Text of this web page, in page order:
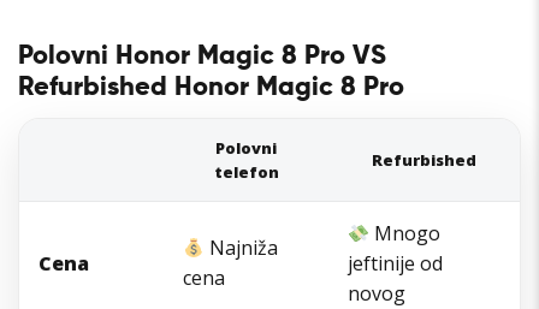
Polovni Honor Magic 8 Pro VS
Refurbished Honor Magic 8 Pro
Polovni
telefon
Refurbished
Cena
Najniža
cena
Mnogo
jeftinije od
novog